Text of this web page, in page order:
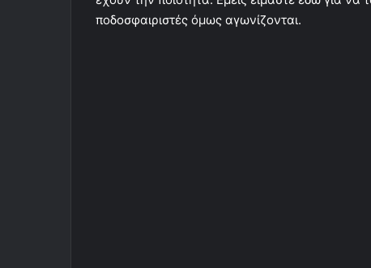
ποδοσφαιριστές όμως αγωνίζονται.